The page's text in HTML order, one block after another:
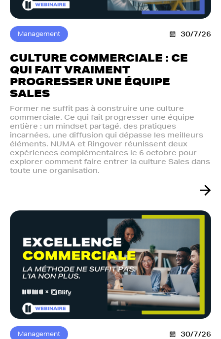
Management 30/7/26
CULTURE COMMERCIALE : CE
QUI FAIT VRAIMENT
PROGRESSER UNE ÉQUIPE
SALES
Former ne suffit pas à construire une culture
commerciale. Ce qui fait progresser une équipe
entière : un mindset partagé, des pratiques
incarnées, une diffusion qui dépasse les meilleurs
éléments. NUMA et Ringover réunissent deux
expériences complémentaires le 6 octobre pour
explorer comment faire entrer la culture Sales dans
toute une organisation.
Management 30/7/26